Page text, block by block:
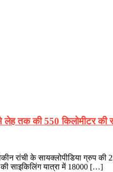
लेह तक की 550 किलोमीटर की
रांची के सायक्लोपीडिया ग्रुप
साइकिलिंग यात्रा में 18000 […]